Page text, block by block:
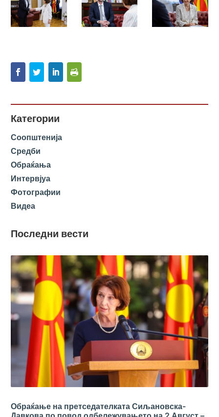
Категории
Соопштенија
Средби
Обраќања
Интервјуа
Фотографии
Видеа
Последни вести
Обраќање на претседателката Сиљановска-